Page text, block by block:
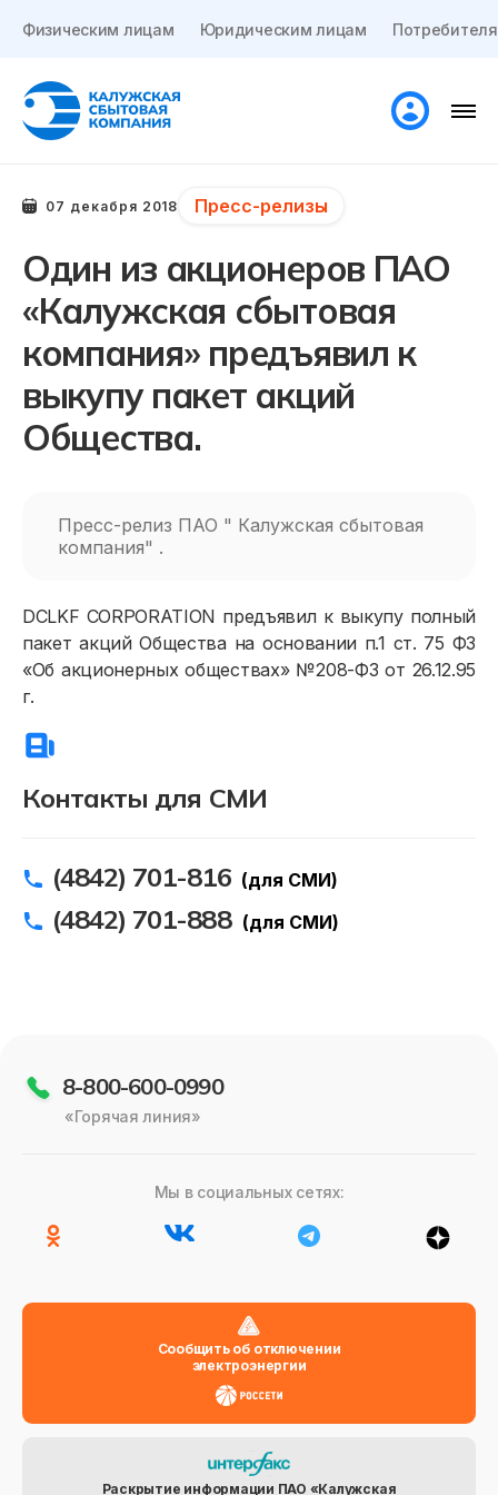
Физическим лицам Юридическим лицам
Контакты для СМИ
(4842) 701-816 (для СМИ)
(4842) 701-888 (для СМИ)
07 декабря 2018 Пресс-релизы
Один из акционеров ПАО
«Калужская сбытовая
компания» предъявил к
выкупу пакет акций
Общества.
Пресс-релиз ПАО " Калужская сбытовая
компания" .
DCLKF CORPORATION предъявил к выкупу полный
пакет акций Общества на основании п.1 ст. 75 ФЗ
«Об акционерных обществах» №208-ФЗ от 26.12.95
г.
8-800-600-0990
«Горячая линия»
Мы в социальных сетях:
Сообщить об отключении
электроэнергии
Раскрытие информации ПАО «Калужская
Физическим лицам
Договор энергоснабжения
Приборы учёта и показания
Должникам